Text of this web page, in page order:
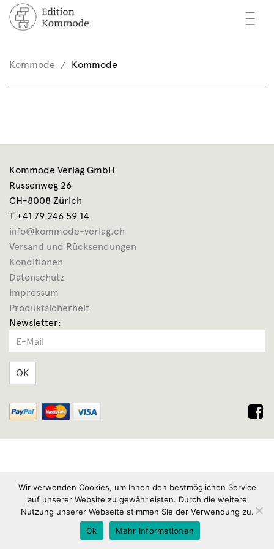
—
—
—
/ Registrieren
Kommode Kommode
Kommode Verlag GmbH
Russenweg 26
CH-8008 Zürich
T +41 79 246 59 14
info@kommode-verlag.ch
Versand und Rücksendungen
Konditionen
Datenschutz
Impressum
Produktsicherheit
Newsletter:
OK
Wir verwenden Cookies, um Ihnen den bestmöglichen Service
auf unserer Website zu gewährleisten. Durch die weitere
Nutzung unserer Webseite stimmen Sie der Verwendung zu.
Ok
Mehr Informationen